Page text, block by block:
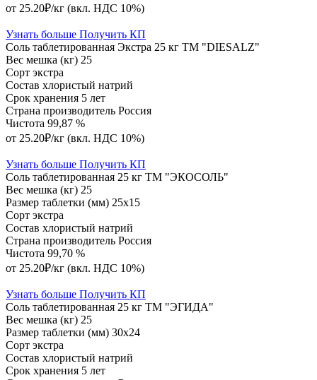
от 25.20₽/кг (вкл. НДС 10%)
Узнать больше Получить КП
Соль таблетированная Экстра 25 кг ТМ "DIESALZ"
Вес мешка (кг) 25
Сорт экстра
Состав хлористый натрий
Срок хранения 5 лет
Страна производитель Россия
Чистота 99,87 %
от 25.20₽/кг (вкл. НДС 10%)
Узнать больше Получить КП
Соль таблетированная 25 кг ТМ "ЭКОСОЛЬ"
Вес мешка (кг) 25
Размер таблетки (мм) 25х15
Сорт экстра
Состав хлористый натрий
Страна производитель Россия
Чистота 99,70 %
от 25.20₽/кг (вкл. НДС 10%)
Узнать больше Получить КП
Соль таблетированная 25 кг ТМ "ЭГИДА"
Вес мешка (кг) 25
Размер таблетки (мм) 30х24
Сорт экстра
Состав хлористый натрий
Срок хранения 5 лет